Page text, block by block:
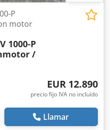
P
motor
1000-P
/
EUR 12.890
precio fijo IVA no incluído
Llamar